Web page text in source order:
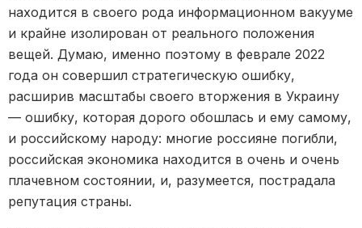
находится в своего рода информационном вакууме
и крайне изолирован от реального положения
вещей. Думаю, именно поэтому в феврале 2022
года он совершил стратегическую ошибку,
расширив масштабы своего вторжения в Украину
— ошибку, которая дорого обошлась и ему самому,
и российскому народу: многие россияне погибли,
российская экономика находится в очень и очень
плачевном состоянии, и, разумеется, пострадала
репутация страны.